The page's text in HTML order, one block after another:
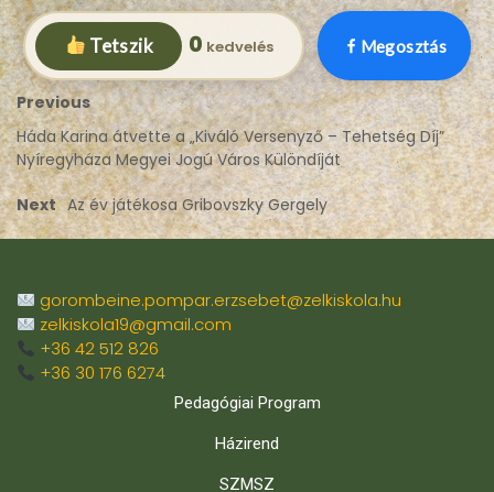
Tetszik 0 Megosztás
Previous
Háda Karina átvette a „Kiváló Versenyző – Tehetség Díj”
Nyíregyháza Megyei Jogú Város Különdíját
Next Az év játékosa Gribovszky Gergely
gorombeine.pompar.erzsebet@zelkiskola.hu
zelkiskola19@gmail.com
+36 42 512 826
+36 30 176 6274
Pedagógiai Program
Házirend
SZMSZ